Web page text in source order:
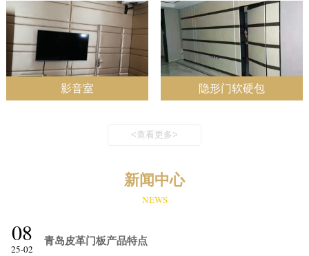
影音室 隐形门软硬包
<查看更多>
新闻中心
NEWS
08
25-02
青岛皮革门板产品特点